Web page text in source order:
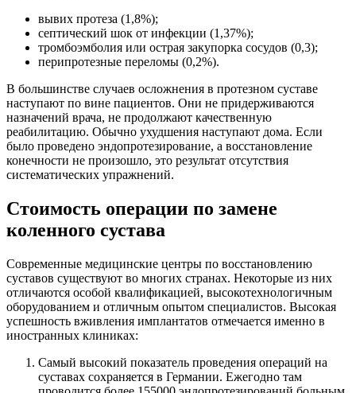
вывих протеза (1,8%);
септический шок от инфекции (1,37%);
тромбоэмболия или острая закупорка сосудов (0,3);
перипротезные переломы (0,2%).
В большинстве случаев осложнения в протезном суставе
наступают по вине пациентов. Они не придерживаются
назначений врача, не продолжают качественную
реабилитацию. Обычно ухудшения наступают дома. Если
было проведено эндопротезирование, а восстановление
конечности не произошло, это результат отсутствия
систематических упражнений.
Стоимость операции по замене
коленного сустава
Современные медицинские центры по восстановлению
суставов существуют во многих странах. Некоторые из них
отличаются особой квалификацией, высокотехнологичным
оборудованием и отличным опытом специалистов. Высокая
успешность вживления имплантатов отмечается именно в
иностранных клиниках:
Самый высокий показатель проведения операций на
суставах сохраняется в Германии. Ежегодно там